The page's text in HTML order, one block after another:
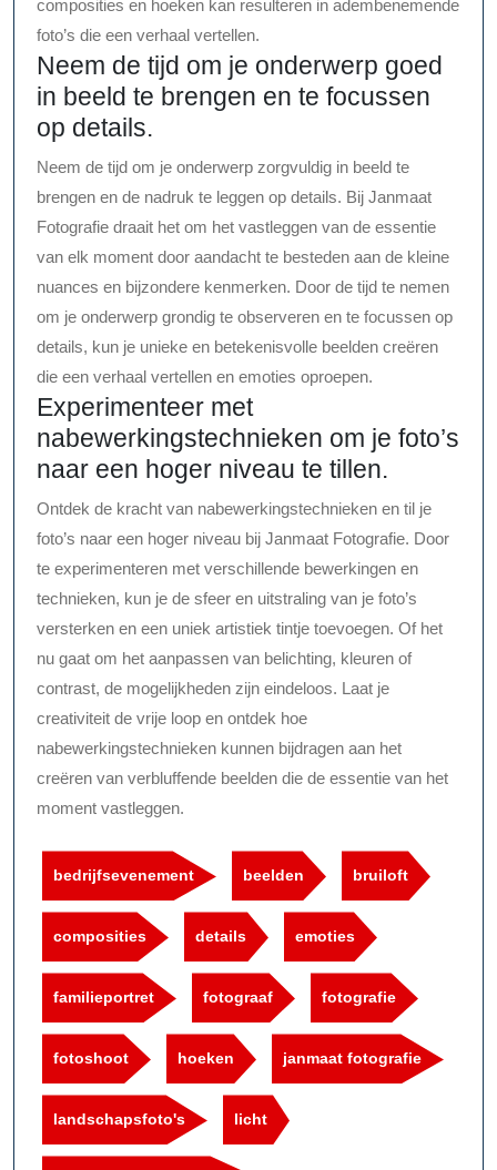
composities en hoeken kan resulteren in adembenemende
foto’s die een verhaal vertellen.
Neem de tijd om je onderwerp goed
in beeld te brengen en te focussen
op details.
Neem de tijd om je onderwerp zorgvuldig in beeld te
brengen en de nadruk te leggen op details. Bij Janmaat
Fotografie draait het om het vastleggen van de essentie
van elk moment door aandacht te besteden aan de kleine
nuances en bijzondere kenmerken. Door de tijd te nemen
om je onderwerp grondig te observeren en te focussen op
details, kun je unieke en betekenisvolle beelden creëren
die een verhaal vertellen en emoties oproepen.
Experimenteer met
nabewerkingstechnieken om je foto’s
naar een hoger niveau te tillen.
Ontdek de kracht van nabewerkingstechnieken en til je
foto’s naar een hoger niveau bij Janmaat Fotografie. Door
te experimenteren met verschillende bewerkingen en
technieken, kun je de sfeer en uitstraling van je foto’s
versterken en een uniek artistiek tintje toevoegen. Of het
nu gaat om het aanpassen van belichting, kleuren of
contrast, de mogelijkheden zijn eindeloos. Laat je
creativiteit de vrije loop en ontdek hoe
nabewerkingstechnieken kunnen bijdragen aan het
creëren van verbluffende beelden die de essentie van het
moment vastleggen.
bedrijfsevenement beelden bruiloft
composities details emoties
familieportret fotograaf fotografie
fotoshoot hoeken janmaat fotografie
landschapsfoto's licht